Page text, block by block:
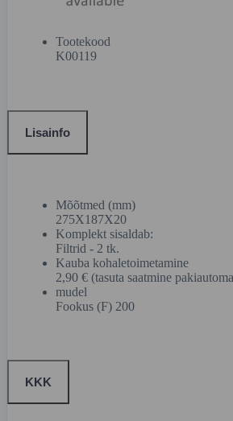
Tootekood
K00119
Lisainfo
Mõõtmed (mm)
275X187X20
Komplekt sisaldab:
Filtrid - 2 tk.
Kauba kohaletoimetamine
2,90 € (tasuta saatmine
mudel
Fookus (F) 200
KKK